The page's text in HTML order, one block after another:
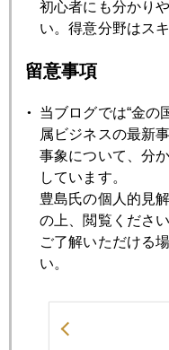
東京五輪中止なら日本
2021年05月20日
2021年05月19日
「企業も公平な負担を
2021年05月18日
金１８６０ドル台まで続
2021年05月17日
テレビ出演でワクチン議
初心者にも分かり
い。得意分野はス
留意事項
当ブログでは“金の
属ビジネスの最新
事象について、分
しています。
豊島氏の個人的見
の上、閲覧ください
ご了解いただける
い。